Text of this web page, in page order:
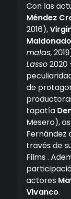
Con las
Méndez
2016),
Maldonado
malas,
Lasso2020
de
tapatía
Mesero),
Fernández
través de
Films .
actores
Vivanco.